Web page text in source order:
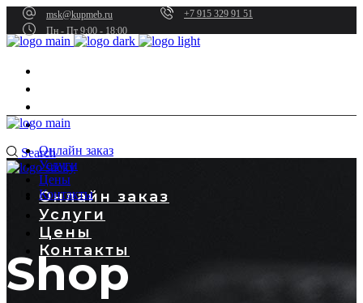
msk@kupmeb.ru
+7 915 329 91 51
Пн - Пт 9:00 - 18:00
Контакты
Search
Онлайн заказ
Услуги
Цены
Контакты
Онлайн заказ
Услуги
Цены
Контакты
Shop